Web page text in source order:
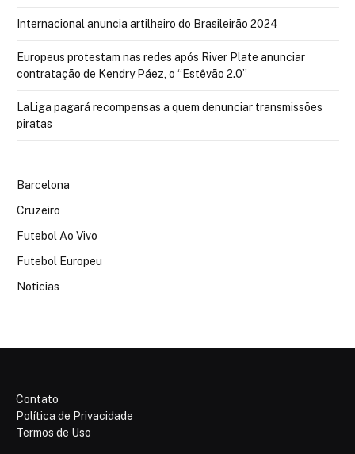
Internacional anuncia artilheiro do Brasileirão 2024
Europeus protestam nas redes após River Plate anunciar
contratação de Kendry Páez, o “Estêvão 2.0”
LaLiga pagará recompensas a quem denunciar transmissões
piratas
Barcelona
Cruzeiro
Futebol Ao Vivo
Futebol Europeu
Noticias
Contato
Política de Privacidade
Termos de Uso